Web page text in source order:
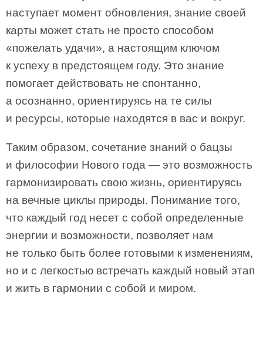
наступает момент обновления, знание своей
карты может стать не просто способом
«пожелать удачи», а настоящим ключом
к успеху в предстоящем году. Это знание
помогает действовать не спонтанно,
а осознанно, ориентируясь на те силы
и ресурсы, которые находятся в вас и вокруг.
Таким образом, сочетание знаний о бацзы
и философии Нового года — это возможность
гармонизировать свою жизнь, ориентируясь
на вечные циклы природы. Понимание того,
что каждый год несет с собой определенные
энергии и возможности, позволяет нам
не только быть более готовыми к изменениям,
но и с легкостью встречать каждый новый этап
и жить в гармонии с собой и миром.